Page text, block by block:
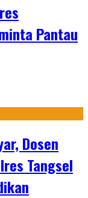
Pantau
Dosen
Tangsel